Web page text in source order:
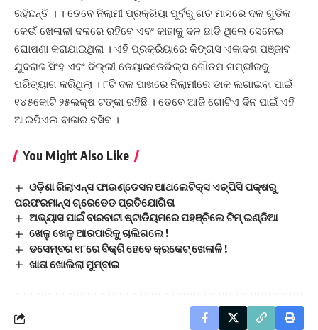
ରହିଛନ୍ତି । । ତେବେ ନିଲାମୀ ପ୍ରକ୍ରିୟା ପୂର୍ବରୁ ଗତ ମାସରେ ଦଳ ଗୁଡିକ
କେଉଁ ଖେଳାଳୀ ଦଳରେ ରହିବେ ଏବଂ କାହାକୁ ଦଳ ଛାଡି ଥିଲେ ସେନେଇ
ଘୋଷଣା କରାଯାଇଥିଲା । ଏହି ପ୍ରକ୍ରିୟାରେ କିଙ୍ଗସ ଏକାଦଶ ପଞ୍ଜାବ
ଯୁବରାଜ ସିଂହ ଏବଂ ଦିଲ୍ଲୀ ଡେୟାରଡେଭିଲ୍ସ ଗୌତମ ଗମ୍ଭୀରକୁ
ପରିତ୍ୟାଗ କରିଥିଲା । ୮ଟି ଦଳ ପାଖରେ ନିଲାମୀରେ ଡାକ ଲଗାଇବା ପାଇଁ
୧୪୫କୋଟି ୨୫ଲକ୍ଷ ଟଙ୍କା ରହିଛି । ତେବେ ଆଜି ଗୋଟିଏ ଦିନ ପାଇଁ ଏହି
ଆଇପିଏଲ ବାଜାର ବସିବ ।
You Might Also Like
ଓଡ଼ିଶା ରିଲାଏନ୍ସ ଫାଉଣ୍ଡେସନ ଆଥଲେଟିକ୍ସ ଏଚ୍‍ପିସି ପକ୍ଷରୁ
ପରଫରମାନ୍ସ ଗ୍ରେଡେଡ ପ୍ରତିଯୋଗିତା
ଅଭ୍ୟାସ ପାଇଁ ବାରବାଟୀ ଷ୍ଟାଡିୟମରେ ପହଞ୍ଚିଲେ ଟିମ୍ ଇଣ୍ଡିଆ
ଖେଳୁ ଖେଳୁ ଆରପାରିକୁ ଚାଲିଗଲେ !
ଡସେମ୍ବର ୧୮ରେ ବିକ୍ରି ହେବେ କ୍ରକେଟ୍ ଖେଳାଳି !
ଖାତା ଖୋଲିଲା ମୁମ୍ବାଇ